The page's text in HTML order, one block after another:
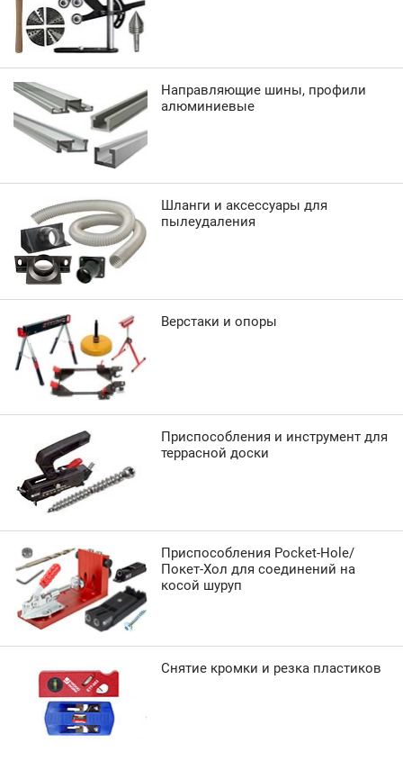
Направляющие шины, профили
алюминиевые
Шланги и аксессуары для
пылеудаления
Верстаки и опоры
Приспособления и инструмент для
террасной доски
Приспособления Pocket-Hole/
Покет-Хол для соединений на
косой шуруп
Снятие кромки и резка пластиков